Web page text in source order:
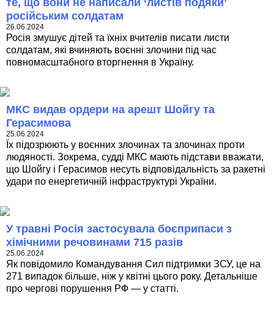
російським солдатам
26.06.2024
Росія змушує дітей та їхніх вчителів писати листи
солдатам, які вчиняють воєнні злочини під час
повномасштабного вторгнення в Україну.
МКС видав ордери на арешт Шойгу та
Герасимова
25.06.2024
Їх підозрюють у воєнних злочинах та злочинах проти
людяності. Зокрема, судді МКС мають підстави вважати,
що Шойгу і Герасимов несуть відповідальність за ракетні
удари по енергетичній інфраструктурі України.
У травні Росія застосувала боєприпаси з
хімічними речовинами 715 разів
25.06.2024
Як повідомило Командування Сил підтримки ЗСУ, це на
271 випадок більше, ніж у квітні цього року. Детальніше
про чергові порушення РФ — у статті.